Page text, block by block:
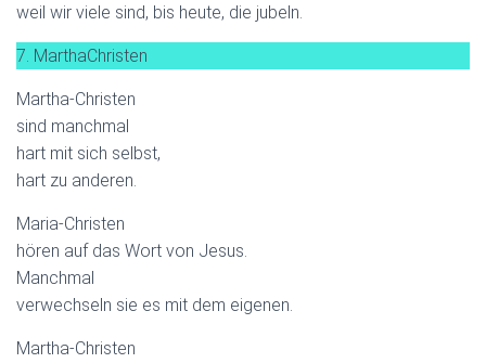
weil wir viele sind, bis heute, die jubeln.
7. MarthaChristen
Martha-Christen
sind manchmal
hart mit sich selbst,
hart zu anderen.
Maria-Christen
hören auf das Wort von Jesus.
Manchmal
verwechseln sie es mit dem eigenen.
Martha-Christen